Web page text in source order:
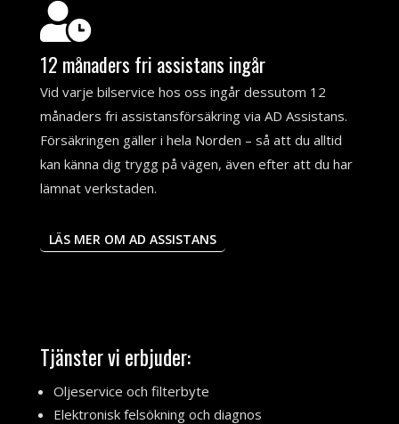

12 månaders fri assistans ingår
Vid varje bilservice hos oss ingår dessutom 12
månaders fri assistansförsäkring via AD Assistans.
Försäkringen gäller i hela Norden – så att du alltid
kan känna dig trygg på vägen, även efter att du har
lämnat verkstaden.
LÄS MER OM AD ASSISTANS
Tjänster vi erbjuder:
Oljeservice och filterbyte
Elektronisk felsökning och diagnos